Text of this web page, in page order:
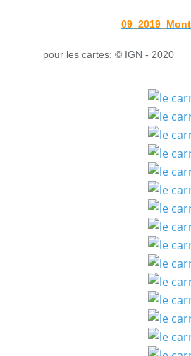
pour les cartes: © IGN - 2020